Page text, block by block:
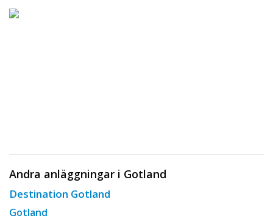
Andra anläggningar i Gotland
Destination Gotland
Gotland